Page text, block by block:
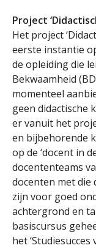
Project
Het project
eerste instantie
de opleiding die
Bekwaamheid
momenteel
geen didactische
er vanuit het
en bijbehorende
op de ‘docent in
docententeams
docenten met die
zijn voor goed
achtergrond en
basiscursus
het ‘Studiesucces